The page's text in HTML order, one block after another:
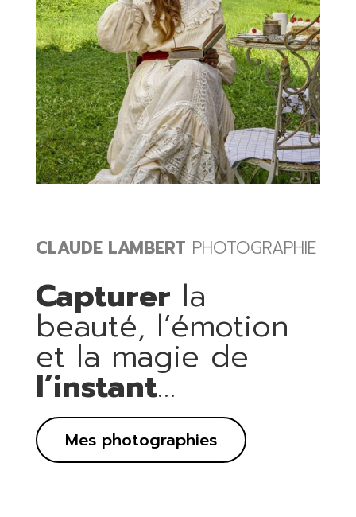
CLAUDE LAMBERT PHOTOGRAPHIE
Capturer la
beauté, l’émotion
et la magie de
l’instant…
Mes photographies